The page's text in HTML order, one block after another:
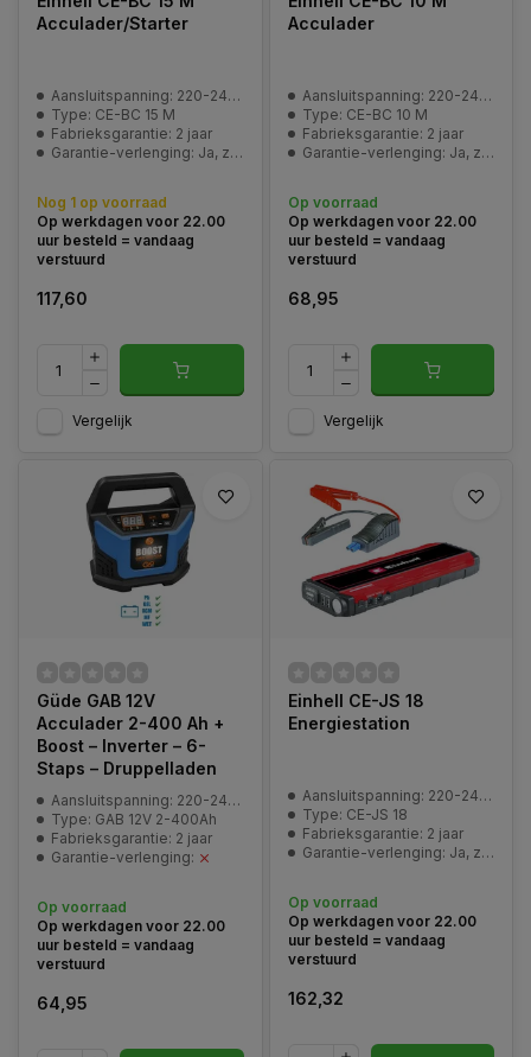
Acculader/Starter
Aansluitspanning: 220-240 V | 50 Hz
Type: CE-BC 15 M
Fabrieksgarantie: 2 jaar
Garantie-verlenging: Ja, zie pagina | Service en garantie
Nog 1 op voorraad
Op werkdagen voor 22.00
uur besteld = vandaag
verstuurd
117,60
Vergelijk
Acculader
Aansluitspanning: 220-240 V | 50 Hz
Type: CE-BC 10 M
Fabrieksgarantie: 2 jaar
Garantie-verlenging: Ja, zie pagina | Service en garantie
Op voorraad
Op werkdagen voor 22.00
uur besteld = vandaag
verstuurd
68,95
Vergelijk
Güde GAB 12V
Acculader 2-400 Ah +
Boost – Inverter – 6-
Staps – Druppelladen
Aansluitspanning: 220-240 V | 50 Hz
Type: GAB 12V 2-400Ah
Fabrieksgarantie: 2 jaar
Garantie-verlenging:
Op voorraad
Op werkdagen voor 22.00
uur besteld = vandaag
verstuurd
64,95
Einhell CE-JS 18
Energiestation
Aansluitspanning: 220-240 V | 50 Hz
Type: CE-JS 18
Fabrieksgarantie: 2 jaar
Garantie-verlenging: Ja, zie pagina | Service en garantie
Op voorraad
Op werkdagen voor 22.00
uur besteld = vandaag
verstuurd
162,32